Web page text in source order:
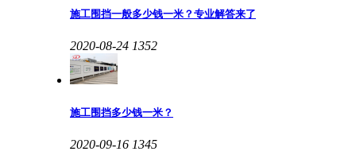
施工围挡一般多少钱一米？专业解答来了
2020-08-24 1352
施工围挡多少钱一米？
2020-09-16 1345